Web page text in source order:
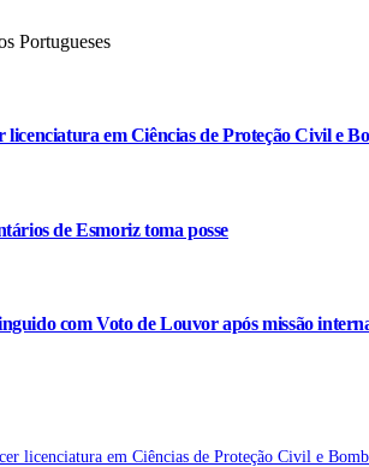
em Ciências de Proteção Civil e
de Esmoriz toma posse
com Voto de Louvor após missão
licenciatura em Ciências de Proteção Civil e